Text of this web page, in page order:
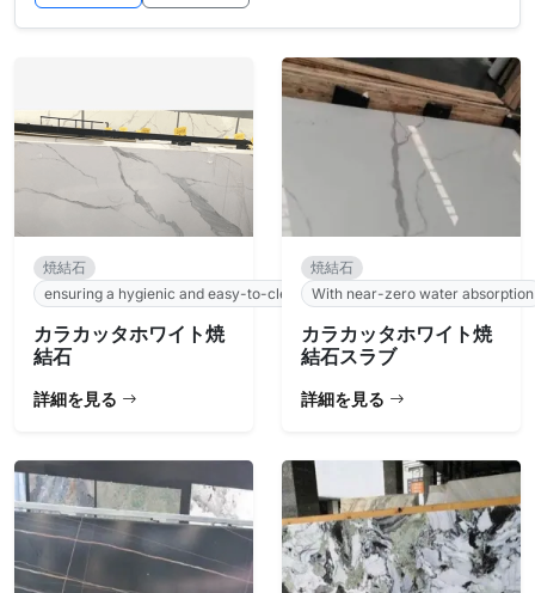
焼結石
ensuring a hygienic and easy-to-clean surface.
カラカッタホワイト焼
結石
詳細を見る
焼結石
With near-zero water absorption
カラカッタホワイト焼
結石スラブ
詳細を見る